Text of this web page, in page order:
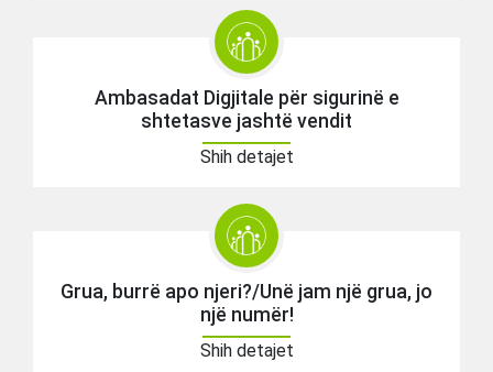
Ambasadat Digjitale për sigurinë e
shtetasve jashtë vendit
Shih detajet
Grua, burrë apo njeri?/Unë jam një grua, jo
një numër!
Shih detajet